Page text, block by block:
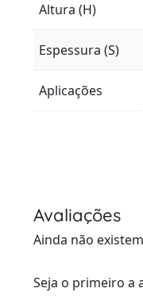
Altura (H)
Espessura (S)
Aplicações
Avaliações
Ainda não
Seja o primeiro a